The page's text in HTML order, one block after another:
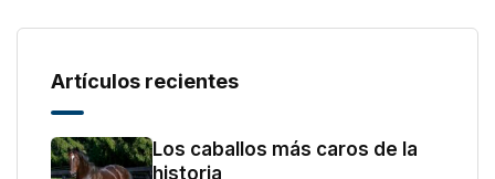
Artículos recientes
Los caballos más caros de la
historia